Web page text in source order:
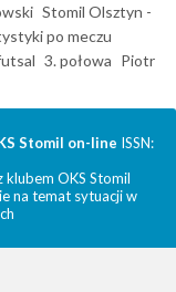
Stomil Olsztyn -
po meczu
3. połowa Piotr
Stomil on-line ISSN:
klubem OKS Stomil
na temat sytuacji w